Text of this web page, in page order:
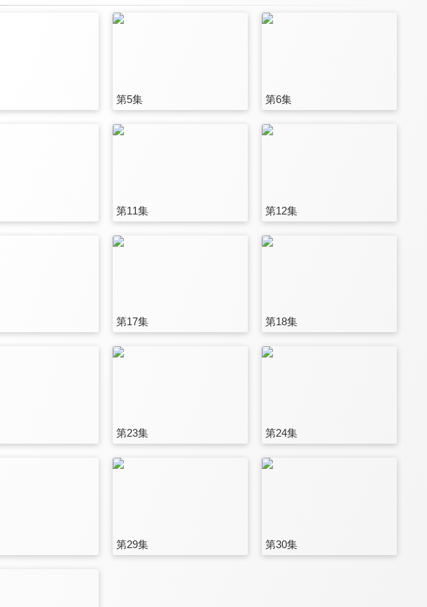
第5集 第6集
第11集 第12集
第17集 第18集
第23集 第24集
第29集 第30集